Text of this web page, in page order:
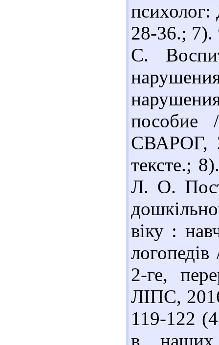
28-36.; 7).
С.
СВАРОГ,
тексте.;
Л. О.
віку :
2-ге,
ЛІПС,
119-122
в наших